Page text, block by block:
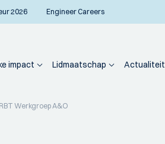
2026 Engineer Careers
impact Lidmaatschap Actualiteit
Werkgroep A&O